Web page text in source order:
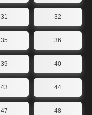
31 32
35 36
39 40
43 44
47 48